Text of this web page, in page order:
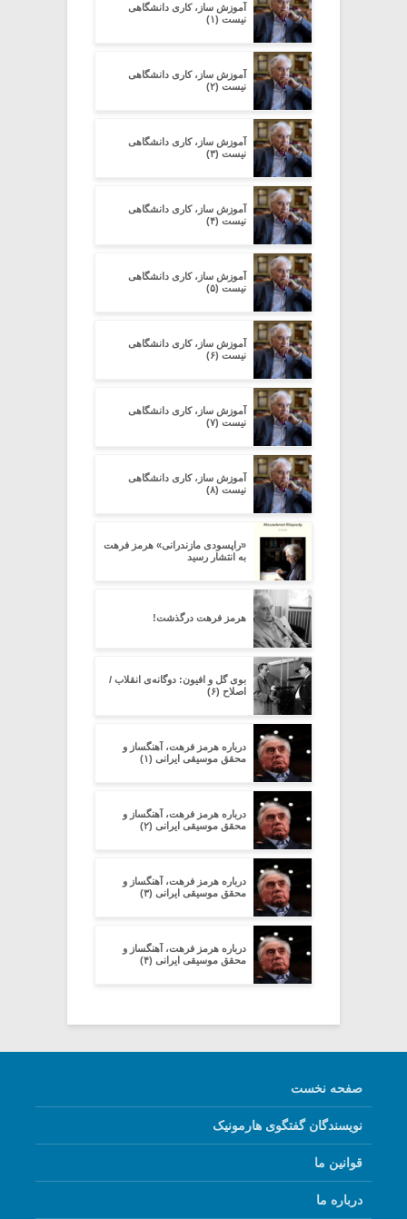
آموزش ساز، کاری دانشگاهی
نیست (۱)
آموزش ساز، کاری دانشگاهی
نیست (۲)
آموزش ساز، کاری دانشگاهی
نیست (۳)
آموزش ساز، کاری دانشگاهی
نیست (۴)
آموزش ساز، کاری دانشگاهی
نیست (۵)
آموزش ساز، کاری دانشگاهی
نیست (۶)
آموزش ساز، کاری دانشگاهی
نیست (۷)
آموزش ساز، کاری دانشگاهی
نیست (۸)
«راپسودی مازندرانی» هرمز فرهت
به انتشار رسید
هرمز فرهت درگذشت!
بوی گل و افیون: دوگانه‌ی انقلاب /
اصلاح (۶)
درباره هرمز فرهت، آهنگساز و
محقق موسیقى ایرانى (۱)
درباره هرمز فرهت، آهنگساز و
محقق موسیقى ایرانى (۲)
درباره هرمز فرهت، آهنگساز و
محقق موسیقى ایرانى (۳)
درباره هرمز فرهت، آهنگساز و
محقق موسیقى ایرانى (۴)
صفحه نخست
نویسندگان گفتگوی هارمونیک
قوانین ما
درباره ما